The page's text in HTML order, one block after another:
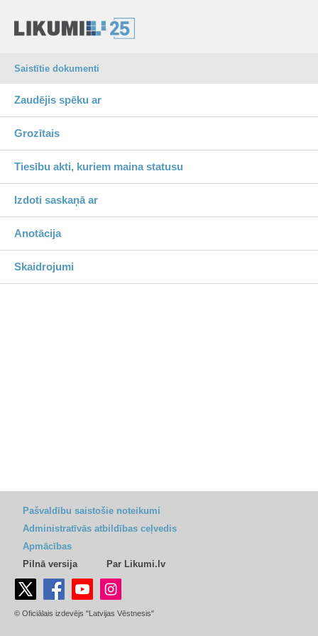
Saistītie dokumenti
Zaudējis spēku ar
Grozītais
Tiesību akti, kuriem maina statusu
Izdoti saskaņā ar
Anotācija
Skaidrojumi
Pašvaldību saistošie noteikumi
Administratīvās atbildības ceļvedis
Apmācības
Pilnā versija
Par Likumi.lv
© Oficiālais izdevējs "Latvijas Vēstnesis"